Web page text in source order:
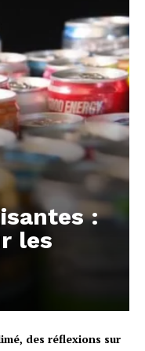
:
les
des réflexions sur